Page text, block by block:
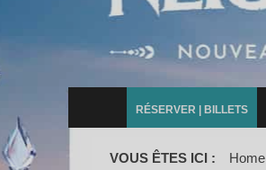
RÉSERVER | BILLETS
VOUS ÊTES ICI : Home